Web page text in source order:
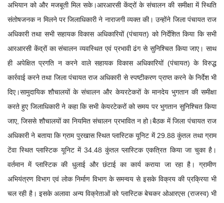
अभियान को और मजबूती मिल सके।आरआरसी केंद्रों के संचालन की समीक्षा में स्थिति
संतोषजनक न मिलने पर जिलाधिकारी ने नाराजगी व्यक्त की। उन्होंने जिला पंचायत राज
अधिकारी तथा सभी सहायक विकास अधिकारियों (पंचायत) को निर्देशित किया कि सभी
आरआरसी केंद्रों का संचालन व्यवस्थित एवं प्रभावी ढंग से सुनिश्चित किया जाए। साथ
ही अपेक्षित प्रगति न करने वाले सहायक विकास अधिकारियों (पंचायत) के विरुद्ध
कार्रवाई करने तथा जिला पंचायत राज अधिकारी से स्पष्टीकरण प्राप्त करने के निर्देश भी
दिए।सामुदायिक शौचालयों के संचालन और केयरटेकरों के मानदेय भुगतान की समीक्षा
करते हुए जिलाधिकारी ने कहा कि सभी केयरटेकरों को समय पर भुगतान सुनिश्चित किया
जाए, जिससे शौचालयों का नियमित संचालन प्रभावित न हो।बैठक में जिला पंचायत राज
अधिकारी ने बताया कि ग्राम पुरखास स्थित प्लास्टिक यूनिट में 29.88 कुंतल तथा ग्राम
टेंवा स्थित प्लास्टिक यूनिट में 34.48 कुंतल प्लास्टिक एकत्रित किया जा चुका है।
वर्तमान में प्लास्टिक की धुलाई और छंटाई का कार्य कराया जा रहा है। ग्रामीण
अभियंत्रण विभाग एवं लोक निर्माण विभाग के समन्वय से इसके विक्रय की प्रक्रिया भी
चल रही है। इसके अलावा अन्य विक्रेताओं को प्लास्टिक बेचकर ओआरएस (राजस्व) भी